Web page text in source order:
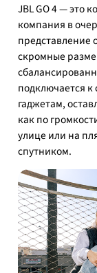
JBL GO 4 — это
компания в
представление
скромные
подключается
гаджетам,
как по
улице или на
спутником.